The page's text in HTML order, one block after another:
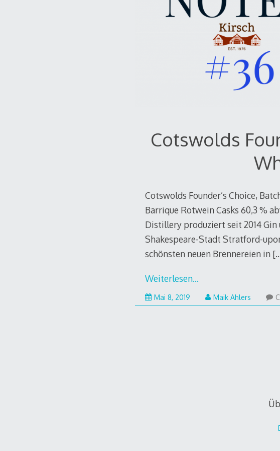
Cotswolds
Cotswolds Founder’s Choice,
Barrique Rotwein Casks 60,3 %
Distillery produziert seit 2014
Shakespeare-Stadt Stratford-
schönsten neuen Brennereien in
Weiterlesen…
Mai 8, 2019 Maik Ahlers